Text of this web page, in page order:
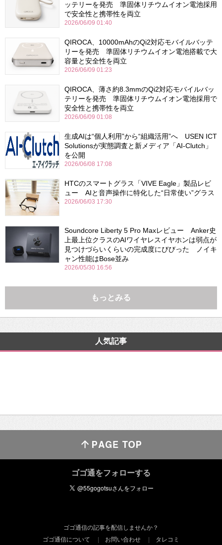
ッテリーを発売 準固体リチウムイオン電池採用
で安全性と携帯性を両立
2026/06/09 01:40
QIROCA、10000mAhのQi2対応モバイルバッテ
リーを発売 準固体リチウムイオン電池搭載で大
容量と安全性を両立
2026/06/09 01:23
QIROCA、薄さ約8.3mmのQi2対応モバイルバッ
テリーを発売 準固体リチウムイオン電池採用で
安全性と携帯性を両立
2026/06/09 01:08
生成AIは“個人利用”から“組織活用”へ USEN ICT
Solutionsが実態調査と新メディア「AI-Clutch」
を公開
2026/06/08 17:08
HTCのスマートグラス「VIVE Eagle」製品レビ
ュー AIと音声操作に特化した“日常使い”グラス
2026/06/03 17:30
Soundcore Liberty 5 Pro Maxレビュー Anker史
上最上位クラスのAIワイヤレスイヤホンは弱点が
見つけづらいくらいの完成度にびびった ノイキ
ャン性能はBose並み
2026/05/30 16:56
もっとみる
人気記事
ゴゴ通をフォローする
ゴゴ通信の記事を配信しませんか？
ゴゴ通信について
お問い合わせ タレコミ